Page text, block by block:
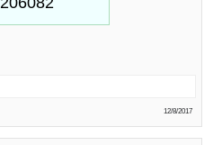
12/8/2017